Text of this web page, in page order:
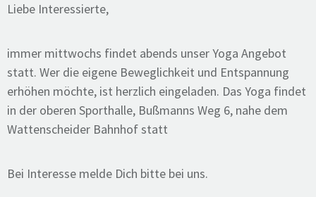
Liebe Interessierte,
immer mittwochs findet abends unser Yoga Angebot
statt. Wer die eigene Beweglichkeit und Entspannung
erhöhen möchte, ist herzlich eingeladen. Das Yoga findet
in der oberen Sporthalle, Bußmanns Weg 6, nahe dem
Wattenscheider Bahnhof statt
Bei Interesse melde Dich bitte bei uns.